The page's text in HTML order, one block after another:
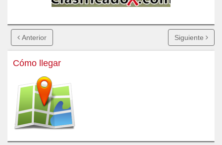
Anterior Siguiente
Cómo llegar